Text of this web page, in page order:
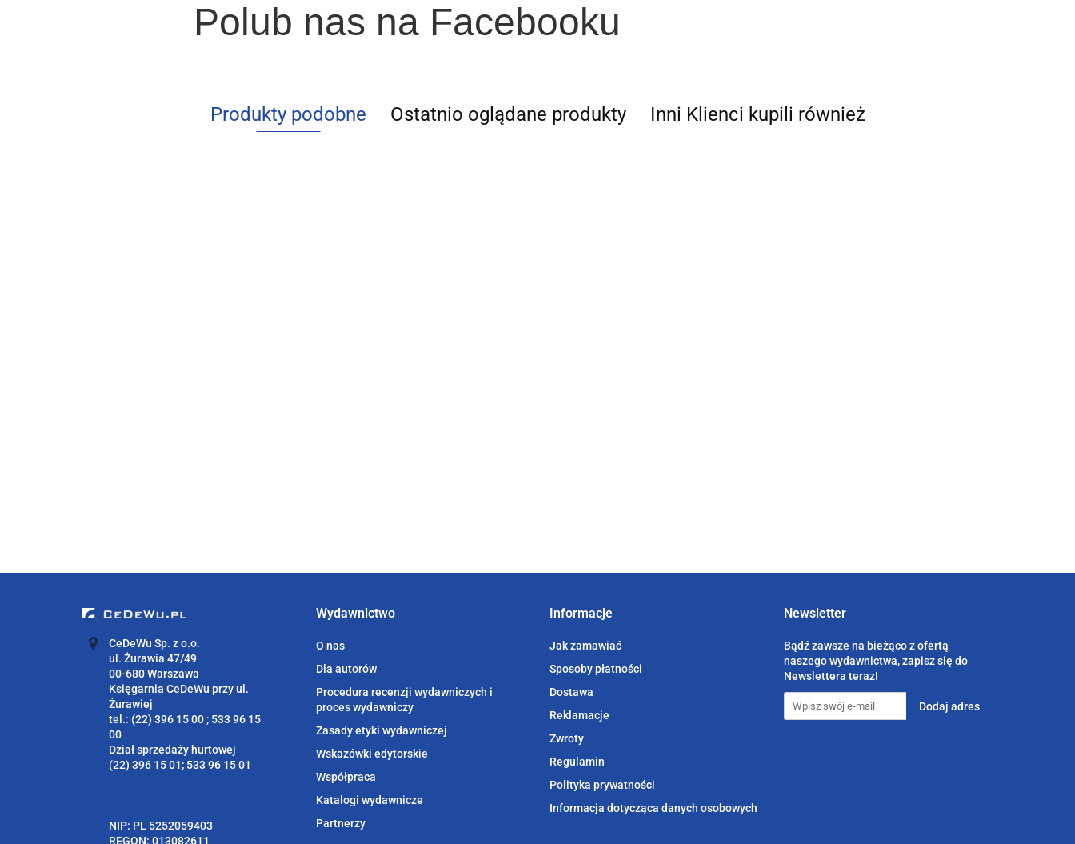
Polub nas na Facebooku
Produkty podobne Ostatnio oglądane produkty Inni Klienci kupili również
CeDeWu Sp. z o.o.
ul. Żurawia 47/49
00-680 Warszawa
Księgarnia CeDeWu przy ul.
Żurawiej
tel.: (22) 396 15 00 ; 533 96 15
00
Dział sprzedaży hurtowej
(22) 396 15 01; 533 96 15 01
NIP: PL 5252059403
REGON: 013082611
Wydawnictwo
O nas
Dla autorów
Procedura recenzji wydawniczych i
proces wydawniczy
Zasady etyki wydawniczej
Wskazówki edytorskie
Współpraca
Katalogi wydawnicze
Partnerzy
Informacje
Jak zamawiać
Sposoby płatności
Dostawa
Reklamacje
Zwroty
Regulamin
Polityka prywatności
Informacja dotycząca danych osobowych
Newsletter
Bądź zawsze na bieżąco z ofertą
naszego wydawnictwa, zapisz się do
Newslettera teraz!